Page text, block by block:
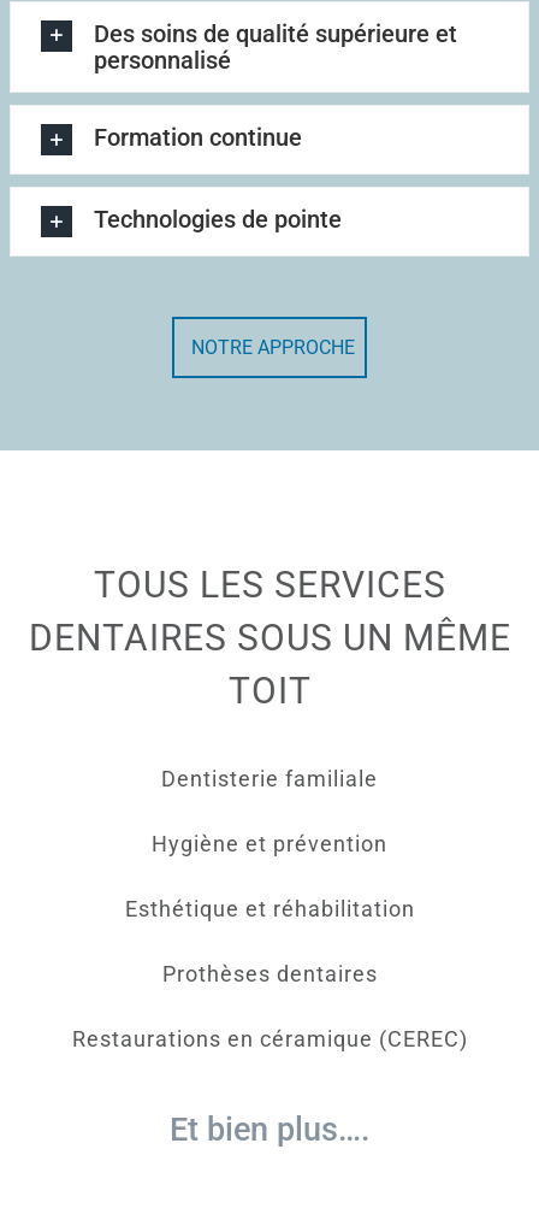
Des soins de qualité supérieure et
personnalisé
Formation continue
Technologies de pointe
NOTRE APPROCHE
TOUS LES SERVICES
DENTAIRES SOUS UN MÊME
TOIT
Dentisterie familiale
Hygiène et prévention
Esthétique et réhabilitation
Prothèses dentaires
Restaurations en céramique (CEREC)
Et bien plus….